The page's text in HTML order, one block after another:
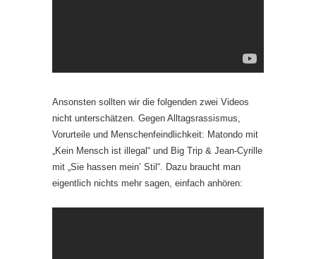
Ansonsten sollten wir die folgenden zwei Videos
nicht unterschätzen. Gegen Alltagsrassismus,
Vorurteile und Menschenfeindlichkeit: Matondo mit
„Kein Mensch ist illegal“ und Big Trip & Jean-Cyrille
mit „Sie hassen mein’ Stil“. Dazu braucht man
eigentlich nichts mehr sagen, einfach anhören: